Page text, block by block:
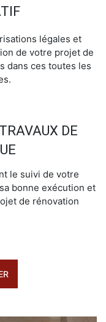
légales et
de votre projet de
dans ces toutes les
DE
le suivi de votre
bonne exécution et
de rénovation